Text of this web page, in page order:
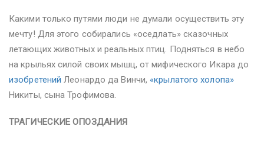
Какими только путями люди не думали осуществить эту
мечту! Для этого собирались «оседлать» сказочных
летающих животных и реальных птиц. Подняться в небо
на крыльях силой своих мышц, от мифического Икара до
изобретений Леонардо да Винчи, «крылатого холопа»
Никиты, сына Трофимова.
ТРАГИЧЕСКИЕ ОПОЗДАНИЯ